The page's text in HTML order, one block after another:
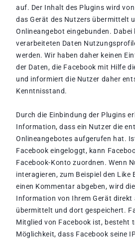
auf. Der Inhalt des Plugins wird
das Gerät des Nutzers übermittelt
Onlineangebot eingebunden. Dabei
verarbeiteten Daten
werden. Wir haben daher keinen
der Daten, die Facebook mit Hilfe
und informiert die Nutzer daher
Kenntnisstand.
Durch die Einbindung der Plugins
Information, dass ein Nutzer die
Onlineangebotes aufgerufen hat.
Facebook eingeloggt, kann
Facebook-Konto zuordnen. Wenn
interagieren, zum Beispiel den
einen Kommentar abgeben, wird
Information von Ihrem Gerät direkt
übermittelt und dort gespeichert.
Mitglied von Facebook ist, besteht
Möglichkeit, dass Facebook seine